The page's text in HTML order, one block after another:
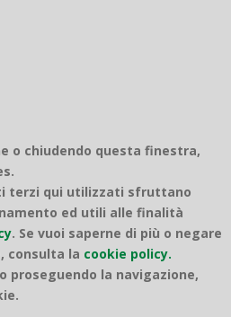
o chiudendo questa finestra,
terzi qui utilizzati sfruttano
ed utili alle finalità
. Se vuoi saperne di più o negare
consulta la cookie policy.
proseguendo la navigazione,